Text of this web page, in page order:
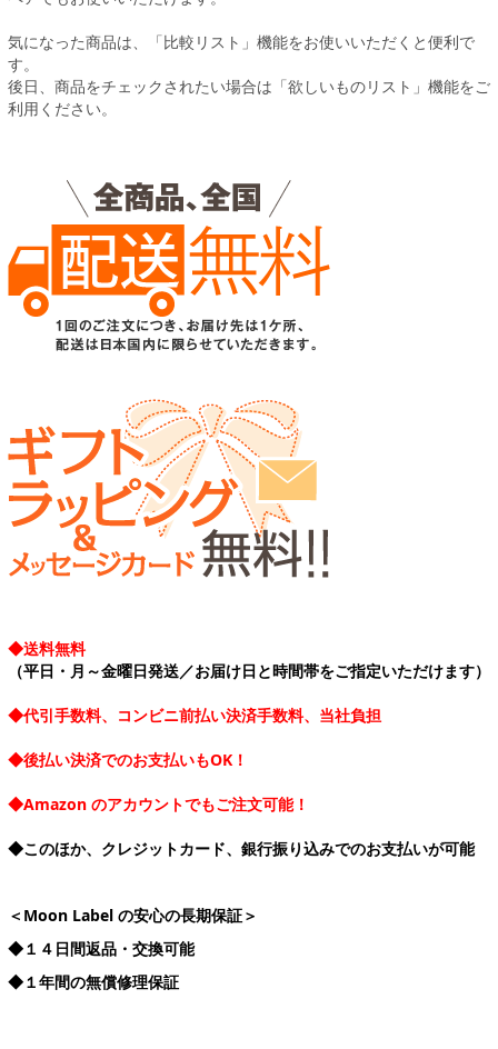
気になった商品は、「比較リスト」機能をお使いいただくと便利で
す。
後日、商品をチェックされたい場合は「欲しいものリスト」機能をご
利用ください。
◆送料無料
（平日・月～金曜日発送／お届け日と時間帯をご指定いただけます）
◆代引手数料、コンビニ前払い決済手数料、当社負担
◆後払い決済でのお支払いもOK！
◆Amazon のアカウントでもご注文可能！
◆このほか、クレジットカード、銀行振り込みでのお支払いが可能
＜Moon Label の安心の長期保証＞
◆１４日間返品・交換可能
◆１年間の無償修理保証